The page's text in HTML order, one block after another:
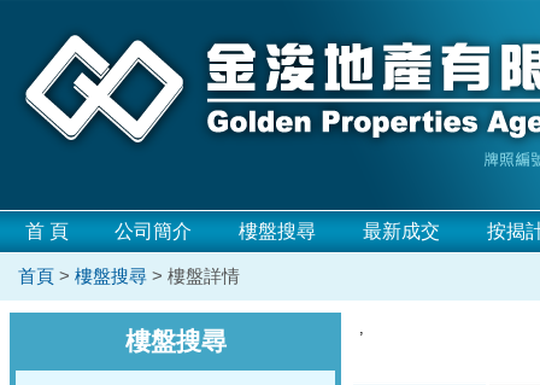
首 頁 公司簡介 樓盤搜尋 最新成交 按揭
首頁 > 樓盤搜尋 > 樓盤詳情
樓盤搜尋 ,